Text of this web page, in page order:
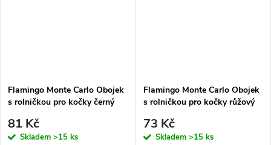
Flamingo Monte Carlo Obojek
s rolničkou pro kočky černý
81 Kč
Skladem >15 ks
Flamingo Monte Carlo Obojek
s rolničkou pro kočky růžový
73 Kč
Skladem >15 ks